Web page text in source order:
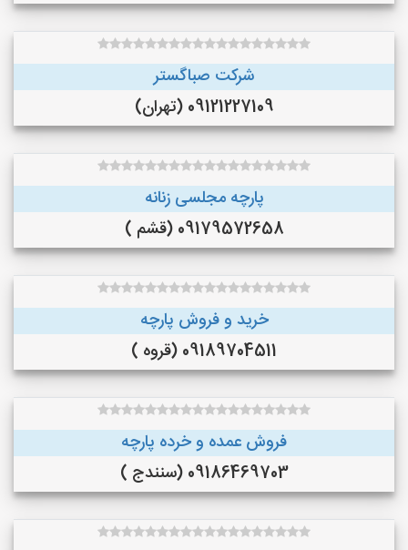
شرکت صباگستر
09121227109 (تهران)
پارچه مجلسی زنانه
09179572658 (قشم )
خرید و فروش پارچه
09189704511 (قروه )
فروش عمده و خرده پارچه
09186469703 (سنندج )